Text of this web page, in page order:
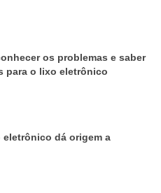
os problemas e saber
para o lixo eletrônico
eletrônico dá origem a